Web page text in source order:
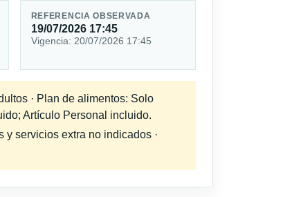
REFERENCIA OBSERVADA
19/07/2026 17:45
Vigencia: 20/07/2026 17:45
· Plan de alimentos: Solo
Artículo Personal incluido.
servicios extra no indicados ·